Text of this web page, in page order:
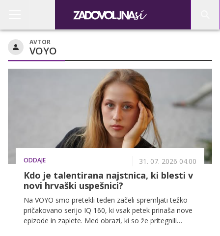
AVTOR
VOYO
ODDAJE 31. 07. 2026 04.00
Kdo je talentirana najstnica, ki blesti v
novi hrvaški uspešnici?
Na VOYO smo pretekli teden začeli spremljati težko
pričakovano serijo IQ 160, ki vsak petek prinaša nove
epizode in zaplete. Med obrazi, ki so že pritegnili